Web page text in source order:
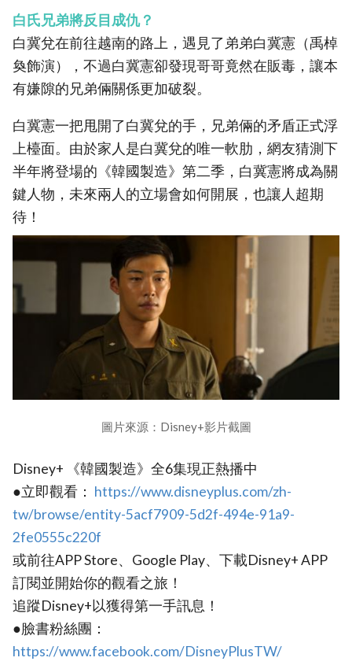
白氏兄弟將反目成仇？
白冀兌在前往越南的路上，遇見了弟弟白冀憲（禹棹
奐飾演），不過白冀憲卻發現哥哥竟然在販毒，讓本
有嫌隙的兄弟倆關係更加破裂。
白冀憲一把甩開了白冀兌的手，兄弟倆的矛盾正式浮
上檯面。由於家人是白冀兌的唯一軟肋，網友猜測下
半年將登場的《韓國製造》第二季，白冀憲將成為關
鍵人物，未來兩人的立場會如何開展，也讓人超期
待！
圖片來源：Disney+影片截圖
Disney+ 《韓國製造》全6集現正熱播中
●立即觀看： https://www.disneyplus.com/zh-
tw/browse/entity-5acf7909-5d2f-494e-91a9-
2fe0555c220f
或前往APP Store、Google Play、下載Disney+ APP
訂閱並開始你的觀看之旅！
追蹤Disney+以獲得第一手訊息！
●臉書粉絲團：
https://www.facebook.com/DisneyPlusTW/